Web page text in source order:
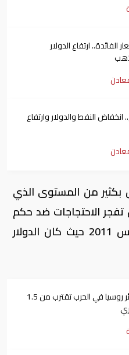
الفائدة.. ارتفاع الدولار
انخفاض النفط والدولار وارتفاع
بكثير من المستوى الذي
تفجر الاحتجاجات ضد حكم
الرئيس بشار الأسد في مارس 2011 حيث كان الدولار
أوكرانيا: خسائر روسيا في الحرب تقترب من 1.5